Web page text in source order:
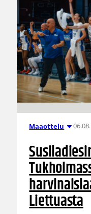
Maaottelu
Liettuasta